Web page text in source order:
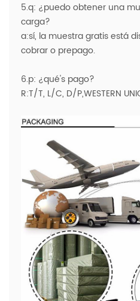
5.q: ¿puedo obtener una
carga?
a:sí, la muestra gratis está
cobrar o prepago.
6.p: ¿qué's pago?
R:T/T, L/C, D/P,WESTERN